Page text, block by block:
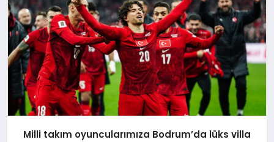
Milli takım oyuncularımıza Bodrum’da lüks villa